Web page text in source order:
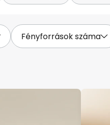
Fényforrások száma